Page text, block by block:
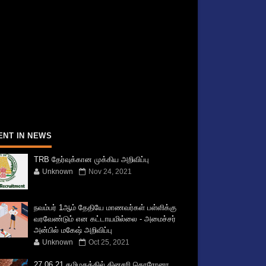
IN NEWS
TRB தேர்வுக்கான முக்கிய அறிவிப்பு
Unknown Nov 24, 2021
நவம்பர் 1ஆம் தேதியே மாணவர்கள் பள்ளிக்கு
வரவேண்டும் என கட்டாயமில்லை - அமைச்சர்
அன்பில் மகேஷ் அறிவிப்பு
Unknown Oct 25, 2021